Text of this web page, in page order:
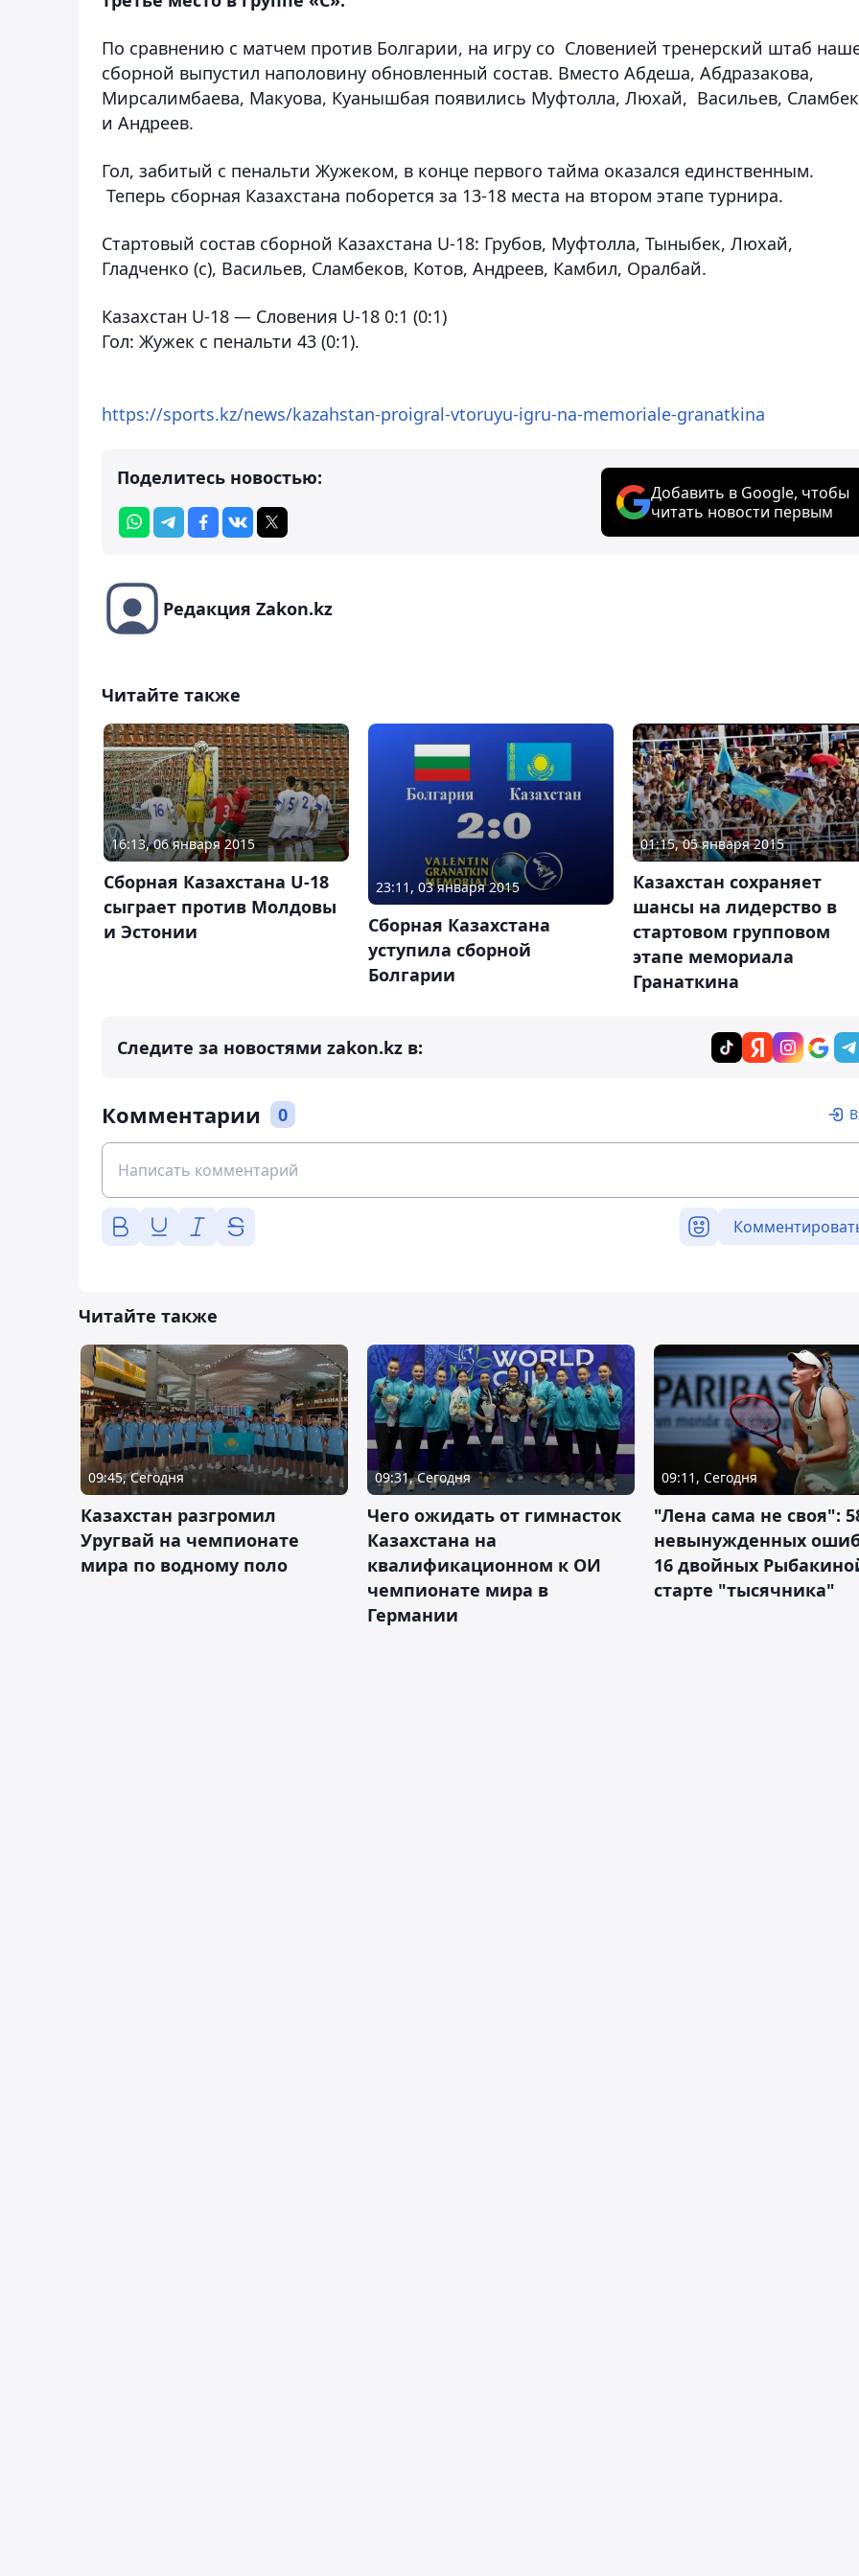
По сравнению с матчем против Болгарии, на игру со Словенией тренерский штаб
сборной выпустил наполовину обновленный состав. Вместо Абдеша, Абдразакова,
Мирсалимбаева, Макуова, Куанышбая появились Муфтолла, Люхай, Васильев,
и Андреев.
Гол, забитый с пенальти Жужеком, в конце первого тайма оказался единственным.
Теперь сборная Казахстана поборется за 13-18 места на втором этапе турнира.
Стартовый состав сборной Казахстана U-18: Грубов, Муфтолла, Тыныбек, Люхай,
Гладченко (с), Васильев, Сламбеков, Котов, Андреев, Камбил, Оралбай.
Казахстан U-18 — Словения U-18 0:1 (0:1)
Гол: Жужек с пенальти 43 (0:1).
https://sports.kz/news/kazahstan-proigral-vtoruyu-igru-na-memoriale-granatkina
Поделитесь новостью:
Добавить в Google, чтобы
читать новости первым
Редакция Zakon.kz
Читайте также
16:13, 06 января 2015
Сборная Казахстана U-18
сыграет против Молдовы
и Эстонии
23:11, 03 января 2015
Сборная Казахстана
уступила сборной
Болгарии
01:15, 05 января 2015
Казахстан сохраняет
шансы на лидерство в
стартовом групповом
этапе мемориала
Гранаткина
Следите за новостями zakon.kz в:
Комментарии 0
Читайте также
09:45, Сегодня
Казахстан разгромил
Уругвай на чемпионате
мира по водному поло
09:31, Сегодня
Чего ожидать от гимнасток
Казахстана на
квалификационном к ОИ
чемпионате мира в
Германии
09:11, Сегодня
"Лена сама не своя":
невынужденных
16 двойных
старте "тысячника"